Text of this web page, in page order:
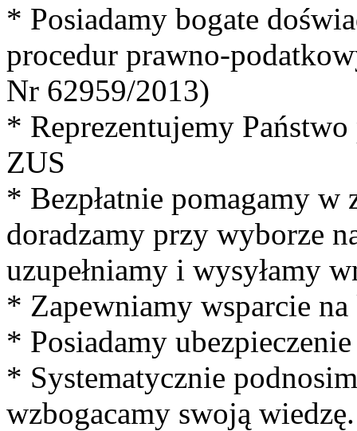
* Posiadamy bogate
procedur prawno-
Nr 62959/2013)
* Reprezentujemy
ZUS
* Bezpłatnie pomagamy w
doradzamy przy wyborze
uzupełniamy i wysyłamy
* Zapewniamy wsparcie
* Posiadamy
* Systematycznie
wzbogacamy swoją wiedzę.